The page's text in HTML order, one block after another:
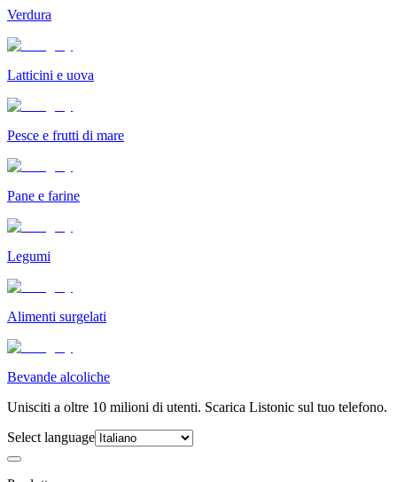
Verdura
Latticini e uova
Pesce e frutti di mare
Pane e farine
Legumi
Alimenti surgelati
Bevande alcoliche
Unisciti a oltre 10 milioni di utenti. Scarica Listonic sul tuo telefono.
Select language